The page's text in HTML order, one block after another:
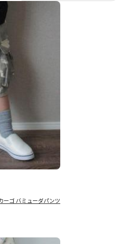
ーゴ バミューダパンツ